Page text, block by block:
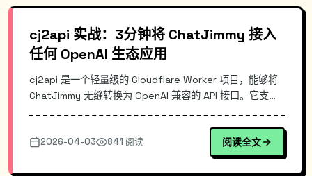
cj2api 实战：3分钟将 ChatJimmy 接入
任何 OpenAI 生态应用
cj2api 是一个轻量级的 Cloudflare Worker 项目，能够将
ChatJimmy 无缝转换为 OpenAI 兼容的 API 接口。它支持
球边缘网络。本文深入解析其实现原理、架构设计，并通过
实际代码演示如何快速集成到现有项目中，让开发者摆脱平
2026-04-03 841 阅读 阅读全文